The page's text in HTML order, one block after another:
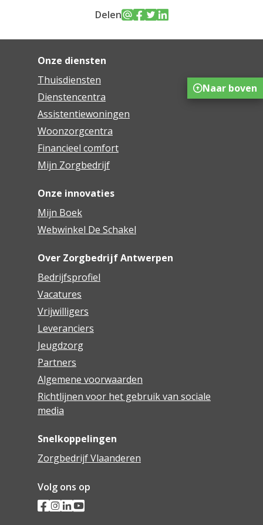
Delen
Onze diensten
Thuisdiensten
Dienstencentra
Assistentiewoningen
Woonzorgcentra
Financieel comfort
Mijn Zorgbedrijf
Onze innovaties
Mijn Boek
Webwinkel De Schakel
Over Zorgbedrijf Antwerpen
Bedrijfsprofiel
Vacatures
Vrijwilligers
Leveranciers
Jeugdzorg
Partners
Algemene voorwaarden
Richtlijnen voor het gebruik van sociale
media
Snelkoppelingen
Zorgbedrijf Vlaanderen
Volg ons op
Naar boven